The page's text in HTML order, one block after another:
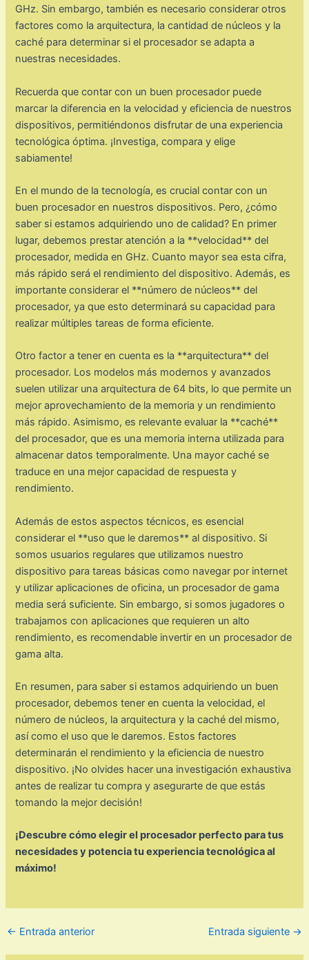
GHz. Sin embargo, también es necesario considerar otros
factores como la arquitectura, la cantidad de núcleos y la
caché para determinar si el procesador se adapta a
nuestras necesidades.
Recuerda que contar con un buen procesador puede
marcar la diferencia en la velocidad y eficiencia de nuestros
dispositivos, permitiéndonos disfrutar de una experiencia
tecnológica óptima. ¡Investiga, compara y elige
sabiamente!
En el mundo de la tecnología, es crucial contar con un
buen procesador en nuestros dispositivos. Pero, ¿cómo
saber si estamos adquiriendo uno de calidad? En primer
lugar, debemos prestar atención a la **velocidad** del
procesador, medida en GHz. Cuanto mayor sea esta cifra,
más rápido será el rendimiento del dispositivo. Además, es
importante considerar el **número de núcleos** del
procesador, ya que esto determinará su capacidad para
realizar múltiples tareas de forma eficiente.
Otro factor a tener en cuenta es la **arquitectura** del
procesador. Los modelos más modernos y avanzados
suelen utilizar una arquitectura de 64 bits, lo que permite un
mejor aprovechamiento de la memoria y un rendimiento
más rápido. Asimismo, es relevante evaluar la **caché**
del procesador, que es una memoria interna utilizada para
almacenar datos temporalmente. Una mayor caché se
traduce en una mejor capacidad de respuesta y
rendimiento.
Además de estos aspectos técnicos, es esencial
considerar el **uso que le daremos** al dispositivo. Si
somos usuarios regulares que utilizamos nuestro
dispositivo para tareas básicas como navegar por internet
y utilizar aplicaciones de oficina, un procesador de gama
media será suficiente. Sin embargo, si somos jugadores o
trabajamos con aplicaciones que requieren un alto
rendimiento, es recomendable invertir en un procesador de
gama alta.
En resumen, para saber si estamos adquiriendo un buen
procesador, debemos tener en cuenta la velocidad, el
número de núcleos, la arquitectura y la caché del mismo,
así como el uso que le daremos. Estos factores
determinarán el rendimiento y la eficiencia de nuestro
dispositivo. ¡No olvides hacer una investigación exhaustiva
antes de realizar tu compra y asegurarte de que estás
tomando la mejor decisión!
¡Descubre cómo elegir el procesador perfecto para tus
necesidades y potencia tu experiencia tecnológica al
máximo!
← Entrada anterior Entrada siguiente →